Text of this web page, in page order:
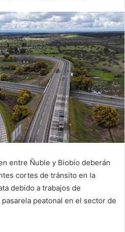
entre Ñuble y Biobío deberán
cortes de tránsito en la
debido a trabajos de
peatonal en el sector de